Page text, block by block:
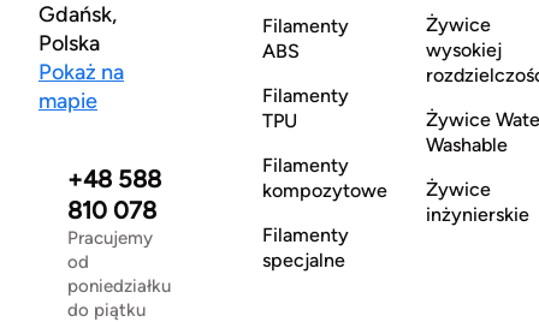
Gdańsk,
Polska
Pokaż na
mapie
+48 588
810 078
Pracujemy
od
poniedziałku
do piątku
Filamenty
ABS
Filamenty
TPU
Filamenty
kompozytowe
Filamenty
specjalne
Żywice
wysokiej
Żywice
Washable
Żywice
inżynierskie